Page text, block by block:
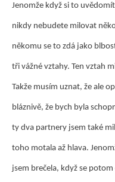
Jenomže když si to
nikdy nebudete milovat
někomu se to zdá jako
tři vážné vztahy. Ten vztah
Takže musím uznat, že ale
bláznivě, že bych byla
ty dva partnery jsem také
toho motala až hlava.
jsem brečela, když se